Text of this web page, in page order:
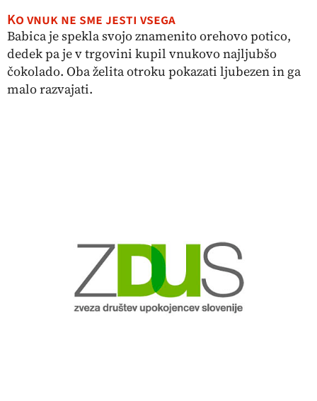
Ko vnuk ne sme jesti vsega
Babica je spekla svojo znamenito orehovo potico,
dedek pa je v trgovini kupil vnukovo najljubšo
čokolado. Oba želita otroku pokazati ljubezen in ga
malo razvajati.